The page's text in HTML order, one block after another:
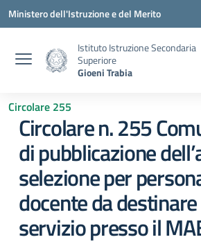
Vai ai contenuti
Vai al menu di navigazione
Vai al footer
Ministero dell'Istruzione e del Merito
Istituto Istruzione Secondaria
Superiore
Gioeni Trabia
Circolare 255
Circolare n. 255
di pubblicazione
selezione per
docente da
servizio presso il